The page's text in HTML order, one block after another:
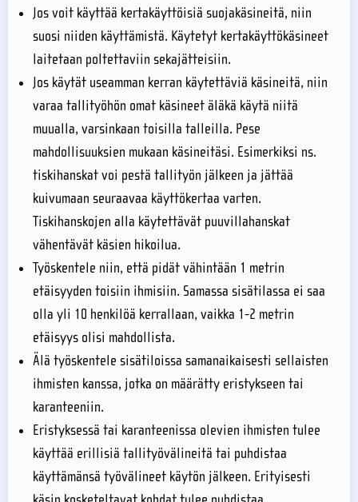
Jos voit käyttää kertakäyttöisiä suojakäsineitä, niin
suosi niiden käyttämistä. Käytetyt kertakäyttökäsineet
laitetaan poltettaviin sekajätteisiin.
Jos käytät useamman kerran käytettäviä käsineitä, niin
varaa tallityöhön omat käsineet äläkä käytä niitä
muualla, varsinkaan toisilla talleilla. Pese
mahdollisuuksien mukaan käsineitäsi. Esimerkiksi ns.
tiskihanskat voi pestä tallityön jälkeen ja jättää
kuivumaan seuraavaa käyttökertaa varten.
Tiskihanskojen alla käytettävät puuvillahanskat
vähentävät käsien hikoilua.
Työskentele niin, että pidät vähintään 1 metrin
etäisyyden toisiin ihmisiin. Samassa sisätilassa ei saa
olla yli 10 henkilöä kerrallaan, vaikka 1-2 metrin
etäisyys olisi mahdollista.
Älä työskentele sisätiloissa samanaikaisesti sellaisten
ihmisten kanssa, jotka on määrätty eristykseen tai
karanteeniin.
Eristyksessä tai karanteenissa olevien ihmisten tulee
käyttää erillisiä tallityövälineitä tai puhdistaa
käyttämänsä työvälineet käytön jälkeen. Erityisesti